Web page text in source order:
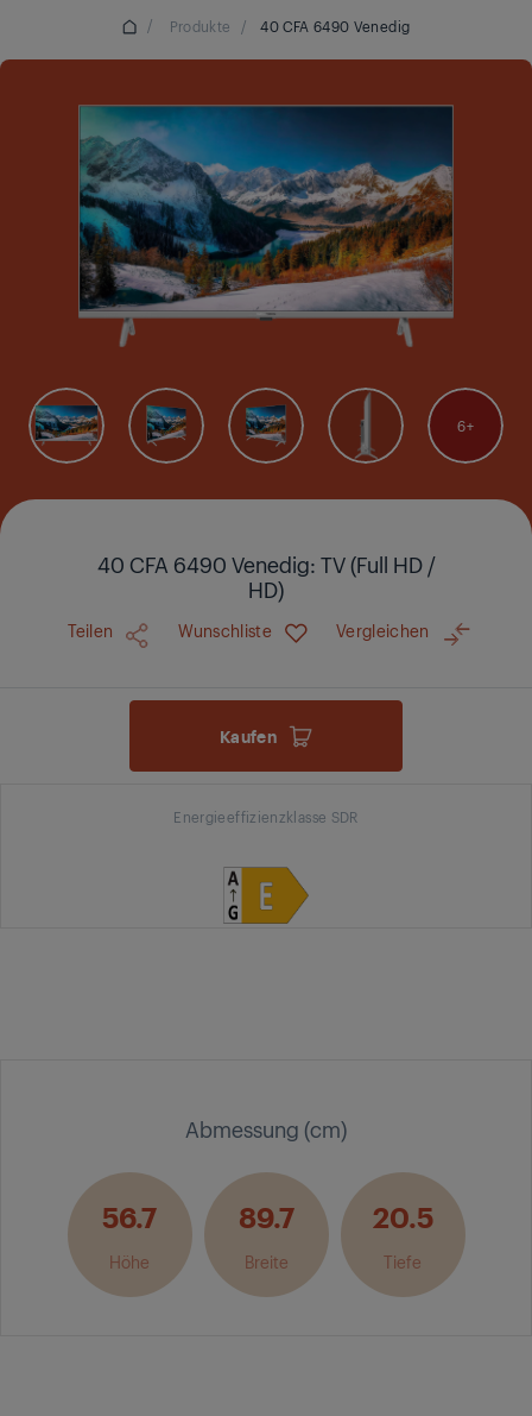
/ Produkte / 40 CFA 6490 Venedig
6
40 CFA 6490 Venedig: TV (Full HD /
HD)
Teilen Wunschliste Vergleichen
Kaufen
Energieeffizienzklasse SDR
Abmessung (cm)
56.7
Höhe
89.7
Breite
20.5
Tiefe